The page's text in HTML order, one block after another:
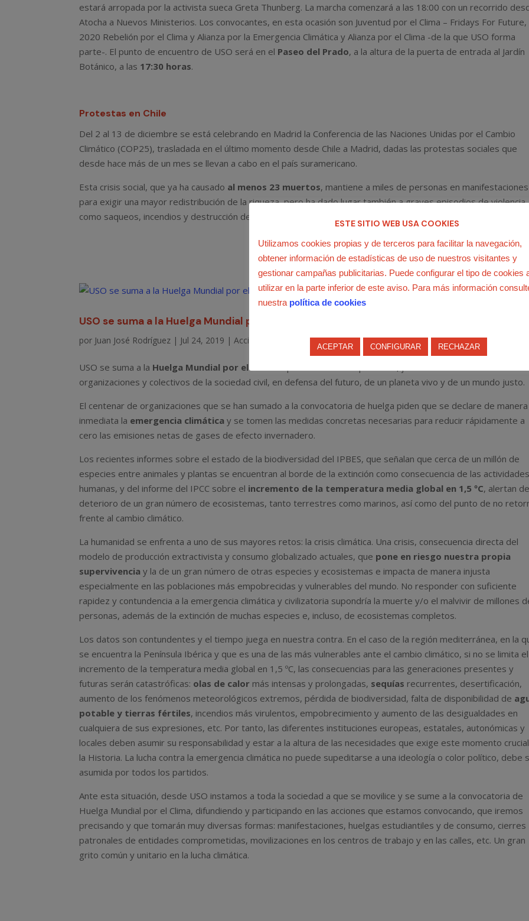
estará arropada por la activista sueca Greta Thunberg. La marcha comenzará a las 18:00 con un recorrido
Atocha a Nuevos Ministerios. Los convocantes, en esta ocasión son Juventud por el Clima – Fridays For Future,
2020 Rebelión por el Clima y Alianza por la Emergencia Climática y Alianza por el Clima -de la que USO forma
parte-. El punto de encuentro de USO será en el Paseo del Prado, a la altura de la puerta de entrada al Jardín
Botánico, a las 17:30 horas.
Protestas en Chile
Del 2 al 13 de diciembre se está celebrando en Madrid la Conferencia de las Naciones Unidas por el Cambio
Climático (COP25), trasladada en el último momento desde Chile a Madrid, dadas las protestas sociales que
desde hace más de un mes se llevan a cabo en el país suramericano.
Esta crisis social, que ya ha causado al menos 23 muertos, mantiene a miles de personas en manifestaciones
para exigir una mayor redistribución de la riqueza, pero ha dado lugar también a graves episodios de violencia,
como saqueos, incendios y destrucción de mobiliario, que han afectado al comercio y la industria.
USO se suma a la Huelga Mundial por el Clima
por Juan José Rodríguez | Jul 24, 2019 |Acción sindical Economía
USO se suma a la Huelga Mundial por el Clima
organizaciones y colectivos de la sociedad civil, en defensa del futuro, de un planeta vivo y de un mundo justo.
El centenar de organizaciones que se han sumado a la convocatoria de huelga piden que se declare de manera
inmediata la emergencia climática y se tomen las medidas concretas necesarias para reducir rápidamente a
cero las emisiones netas de gases de efecto invernadero.
Los recientes informes sobre el estado de la biodiversidad del IPBES, que señalan que cerca de un millón de
especies entre animales y plantas se encuentran al borde de la extinción como consecuencia de las
humanas, y del informe del IPCC sobre el incremento de la temperatura media global en 1,5 ºC, alertan
deterioro de un gran número de ecosistemas, tanto terrestres como marinos, así como del punto de no
frente al cambio climático.
La humanidad se enfrenta a uno de sus mayores retos: la crisis climática. Una crisis, consecuencia directa del
modelo de producción extractivista y consumo globalizado actuales, que pone en riesgo nuestra propia
supervivencia y la de un gran número de otras especies y ecosistemas e impacta de manera injusta
especialmente en las poblaciones más empobrecidas y vulnerables del mundo. No responder con suficiente
rapidez y contundencia a la emergencia climática y civilizatoria supondría la muerte y/o el malvivir de millones
personas, además de la extinción de muchas especies e, incluso, de ecosistemas completos.
Los datos son contundentes y el tiempo juega en nuestra contra. En el caso de la región mediterránea, en la
se encuentra la Península Ibérica y que es una de las más vulnerables ante el cambio climático, si no se limita el
incremento de la temperatura media global en 1,5 ºC, las consecuencias para las generaciones presentes y
futuras serán catastróficas: olas de calor más intensas y prolongadas, sequías recurrentes, desertificación,
aumento de los fenómenos meteorológicos extremos, pérdida de biodiversidad, falta de disponibilidad de
potable y tierras fértiles, incendios más virulentos, empobrecimiento y aumento de las desigualdades en
cualquiera de sus expresiones, etc. Por tanto, las diferentes instituciones europeas, estatales, autonómicas y
locales deben asumir su responsabilidad y estar a la altura de las necesidades que exige este momento
la Historia. La lucha contra la emergencia climática no puede supeditarse a una ideología o color político, debe
asumida por todos los partidos.
Ante esta situación, desde USO instamos a toda la sociedad a que se movilice y se sume a la convocatoria de
Huelga Mundial por el Clima, difundiendo y participando en las acciones que estamos convocando, que iremos
precisando y que tomarán muy diversas formas: manifestaciones, huelgas estudiantiles y de consumo, cierres
patronales de entidades comprometidas, movilizaciones en los centros de trabajo y en las calles, etc. Un gran
grito común y unitario en la lucha climática.
ESTE SITIO WEB USA COOKIES
Utilizamos cookies propias y de terceros para facilitar la navegación,
obtener información de estadísticas de uso de nuestros visitantes y
gestionar campañas publicitarias. Puede configurar el tipo de cookies
utilizar en la parte inferior de este aviso. Para más información
nuestra política de cookies
ACEPTAR CONFIGURAR RECHAZAR